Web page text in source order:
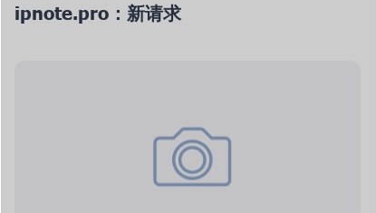
ipnote.pro：新请求